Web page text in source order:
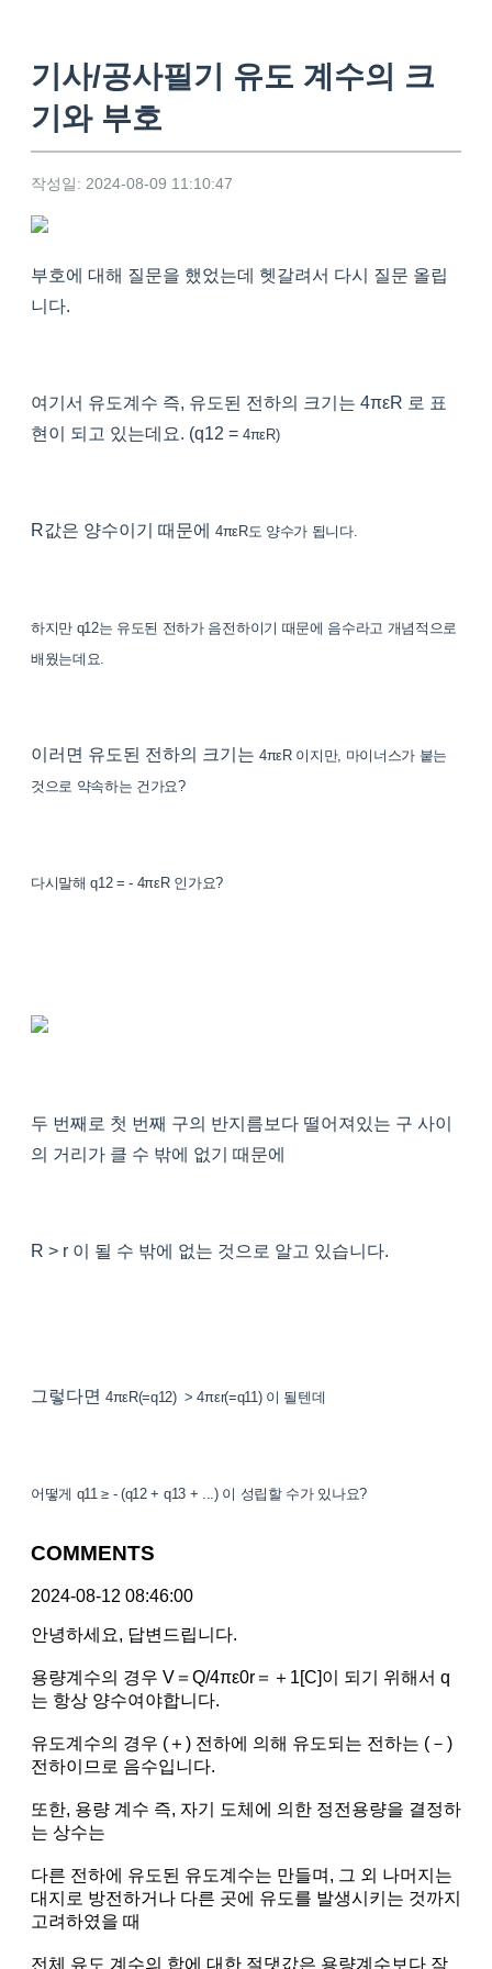
기사/공사필기 유도 계수의 크
기와 부호
작성일: 2024-08-09 11:10:47
부호에 대해 질문을 했었는데 헷갈려서 다시 질문 올립
니다.
여기서 유도계수 즉, 유도된 전하의 크기는 4πεR 로 표
현이 되고 있는데요. (q12 = 4πεR)
R값은 양수이기 때문에 4πεR도 양수가 됩니다.
하지만 q12는 유도된 전하가 음전하이기 때문에 음수라고 개념적으로
배웠는데요.
이러면 유도된 전하의 크기는 4πεR 이지만, 마이너스가 붙는
것으로 약속하는 건가요?
다시말해 q12 = - 4πεR 인가요?
두 번째로 첫 번째 구의 반지름보다 떨어져있는 구 사이
의 거리가 클 수 밖에 없기 때문에
R > r 이 될 수 밖에 없는 것으로 알고 있습니다.
그렇다면 4πεR(=q12) >4πεr(=q11) 이 될텐데
어떻게 q11 ≥ - (q12 + q13 + ...) 이 성립할 수가 있나요?
COMMENTS
2024-08-12 08:46:00
안녕하세요, 답변드립니다.
용량계수의 경우 V＝Q/4πε0r＝＋1[C]이 되기 위해서 q
는 항상 양수여야합니다.
유도계수의 경우 (＋) 전하에 의해 유도되는 전하는 (－)
전하이므로 음수입니다.
또한, 용량 계수 즉, 자기 도체에 의한 정전용량을 결정하
는 상수는
다른 전하에 유도된 유도계수는 만들며, 그 외 나머지는
대지로 방전하거나 다른 곳에 유도를 발생시키는 것까지
고려하였을 때
전체 유도 계수의 합에 대한 절댓값은 용량계수보다 작